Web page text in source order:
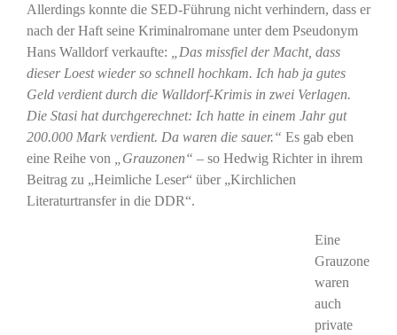
Allerdings konnte die SED-Führung nicht verhindern, dass er
nach der Haft seine Kriminalromane unter dem Pseudonym
Hans Walldorf verkaufte:
„Das missfiel der Macht, dass
dieser Loest wieder so schnell hochkam. Ich hab ja gutes
Geld verdient durch die Walldorf-Krimis in zwei Verlagen.
Die Stasi hat durchgerechnet: Ich hatte in einem Jahr gut
200.000 Mark verdient. Da waren die sauer.“ Es gab eben
eine Reihe von
„Grauzonen“ – so Hedwig Richter in ihrem
Beitrag zu „Heimliche Leser“ über „Kirchlichen
Literaturtransfer in die DDR“.
Eine
Grauzone
waren
auch
private